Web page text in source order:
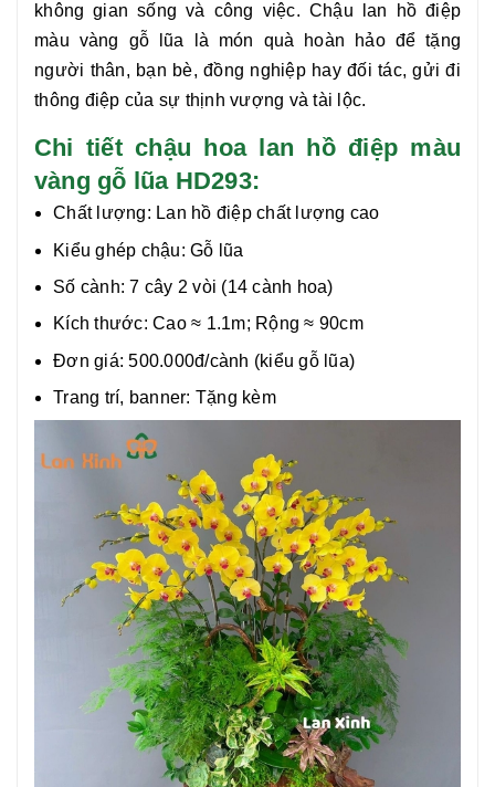
không gian sống và công việc. Chậu
lan hồ điệp
màu vàng gỗ lũa là món quà hoàn hảo để tặng
người thân, bạn bè, đồng nghiệp hay đối tác, gửi đi
thông điệp của sự thịnh vượng và tài lộc.
Chi tiết chậu hoa lan hồ điệp màu
vàng gỗ lũa HD293:
Chất lượng: Lan hồ điệp chất lượng cao
Kiểu ghép chậu: Gỗ lũa
Số cành: 7 cây 2 vòi (14 cành hoa)
Kích thước: Cao ≈ 1.1m; Rộng ≈ 90cm
Đơn giá: 500.000đ/cành (kiểu gỗ lũa)
Trang trí, banner: Tặng kèm